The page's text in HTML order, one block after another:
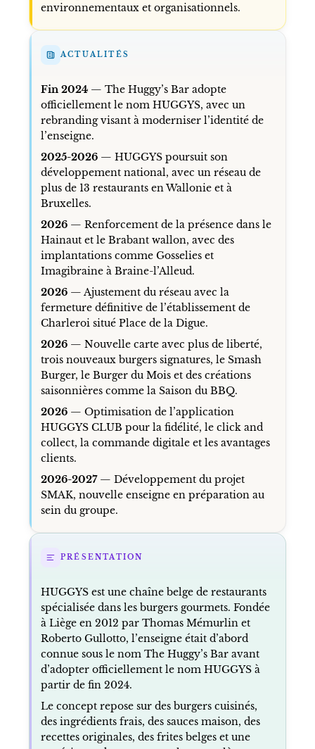
environnementaux et organisationnels.
ACTUALITÉS
Fin 2024— The Huggy’s Bar adopte
officiellement le nom HUGGYS, avec un
rebranding visant à moderniser l’identité de
l’enseigne.
2025-2026— HUGGYS poursuit son
développement national, avec un réseau de
plus de 13 restaurants en Wallonie et à
Bruxelles.
2026— Renforcement de la présence dans le
Hainaut et le Brabant wallon, avec des
implantations comme Gosselies et
Imagibraine à Braine-l’Alleud.
2026— Ajustement du réseau avec la
fermeture définitive de l’établissement de
Charleroi situé Place de la Digue.
2026— Nouvelle carte avec plus de liberté,
trois nouveaux burgers signatures, le Smash
Burger, le Burger du Mois et des créations
saisonnières comme la Saison du BBQ.
2026— Optimisation de l’application
HUGGYS CLUB pour la fidélité, le click and
collect, la commande digitale et les avantages
clients.
2026-2027— Développement du projet
SMAK, nouvelle enseigne en préparation au
sein du groupe.
PRÉSENTATION
HUGGYS est une chaîne belge de restaurants
spécialisée dans les burgers gourmets. Fondée
à Liège en 2012 par Thomas Mémurlin et
Roberto Gullotto, l’enseigne était d’abord
connue sous le nom The Huggy’s Bar avant
d’adopter officiellement le nom HUGGYS à
partir de fin 2024.
Le concept repose sur des burgers cuisinés,
des ingrédients frais, des sauces maison, des
recettes originales, des frites belges et une